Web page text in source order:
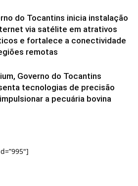
do Tocantins inicia instalação
via satélite em atrativos
e fortalece a conectividade
remotas
Governo do Tocantins
tecnologias de precisão
a pecuária bovina